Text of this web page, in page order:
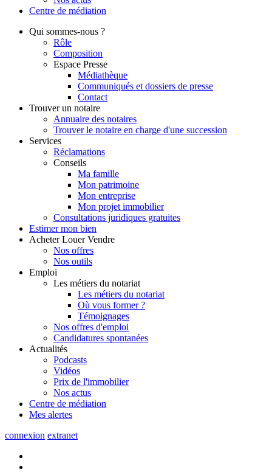
Centre de médiation
Qui sommes-nous ?
Rôle
Composition
Espace Presse
Médiathèque
Communiqués et dossiers de presse
Contact
Trouver un notaire
Annuaire des notaires
Trouver le notaire en charge d'une succession
Services
Réclamations
Conseils
Ma famille
Mon patrimoine
Mon entreprise
Mon projet immobilier
Consultations juridiques gratuites
Estimer mon bien
Acheter Louer Vendre
Nos offres
Nos outils
Emploi
Les métiers du notariat
Les métiers du notariat
Où vous former ?
Témoignages
Nos offres d'emploi
Candidatures spontanées
Actualités
Podcasts
Vidéos
Prix de l'immobilier
Nos actus
Centre de médiation
Mes alertes
connexion extranet